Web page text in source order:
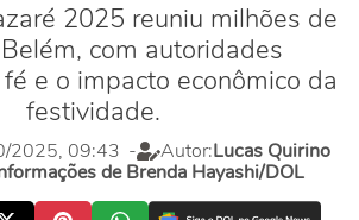
2025 reuniu milhões de
com autoridades
e o impacto econômico da
festividade.
2025, 09:43 - Autor:Lucas Quirino
de Brenda Hayashi/DOL